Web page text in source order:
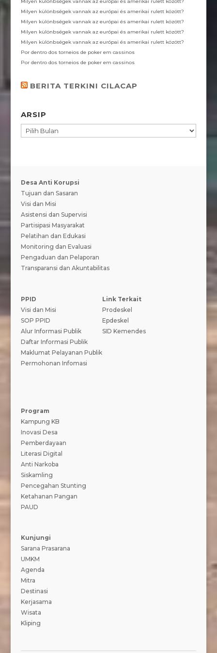
Milyen különbségek vannak az európai és amerikai rulett között?
Milyen különbségek vannak az európai és amerikai rulett között?
Milyen különbségek vannak az európai és amerikai rulett között?
Milyen különbségek vannak az európai és amerikai rulett között?
Por dentro dos torneios de poker em cassinos
Por dentro dos torneios de poker em cassinos
BERITA TERKINI CILACAP
ARSIP
ARSIP
Desa Anti Korupsi
Tujuan dan Sasaran
Visi dan Misi
Asistensi dan Supervisi
Partisipasi Masyarakat
Pelatihan dan Edukasi
Monitoring dan Evaluasi
Pengaduan dan Pelaporan
Transparansi dan Akuntabilitas
PPID
Visi dan Misi
SOP PPID
Alur Informasi Publik
Daftar Informasi Publik
Maklumat Pelayanan Publik
Permohonan Infomasi
Link Terkait
Prodeskel
Epdeskel
SID Kemendes
Program
Kampung KB
Inovasi Desa
Pemberdayaan
Literasi Digital
Anti Narkoba
Siskamling
Pencegahan Stunting
Ketahanan Pangan
PAUD
Kunjungi
Sarana Prasarana
UMKM
Agenda
Mitra
Destinasi
Kerjasama
Wisata
Kliping